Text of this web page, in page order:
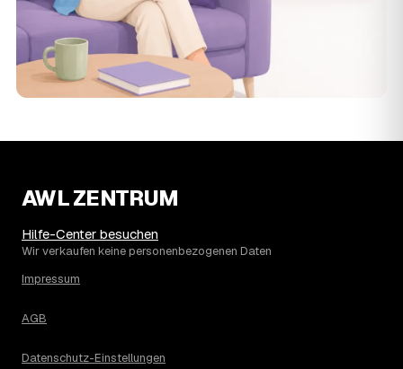
AWL ZENTRUM
Hilfe-Center besuchen
Wir verkaufen keine personenbezogenen Daten
Impressum
AGB
Datenschutz-Einstellungen